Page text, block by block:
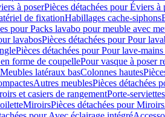
à poserPièces détachées pour Éviers à
de fixationHabillages cache-siphons
pour Packs lavabo pour meuble avec
lavabosPièces détachées pour Pour
Pièces détachées pour Pour lave-mains
forme de coupellePour vasque à poser
latéraux basColonnes hautes
Autres meublesPièces détachées
et casiers de rangementPorte-
MiroirsPièces détachées pour Miroirs